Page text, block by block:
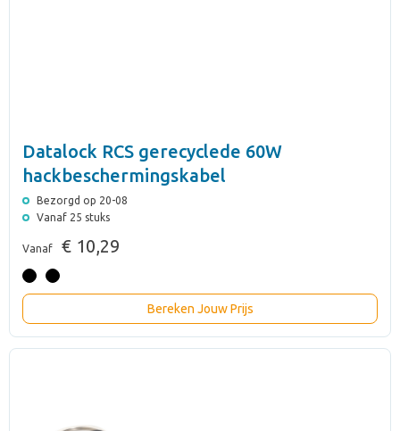
Datalock RCS gerecyclede 60W
hackbeschermingskabel
Bezorgd op 20-08
Vanaf 25 stuks
Vanaf € 10,29
Bereken Jouw Prijs